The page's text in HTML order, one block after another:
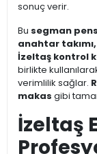
sonuç verir.
Bu segman
anahtar
İzeltaş kontrol
birlikte
verimlilik sağlar.
makas gibi
İzeltaş